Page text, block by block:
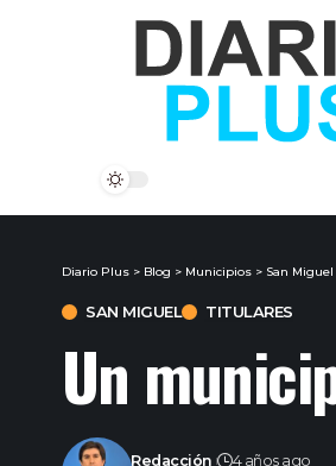
Diario Plus > Blog > Municipios > San Miguel
SAN MIGUEL TITULARES
Un
Redacción 4 años ago